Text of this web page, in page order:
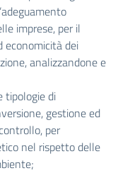
imprese, per il
economicità dei
analizzandone e
tipologie di
gestione ed
per
nel rispetto delle